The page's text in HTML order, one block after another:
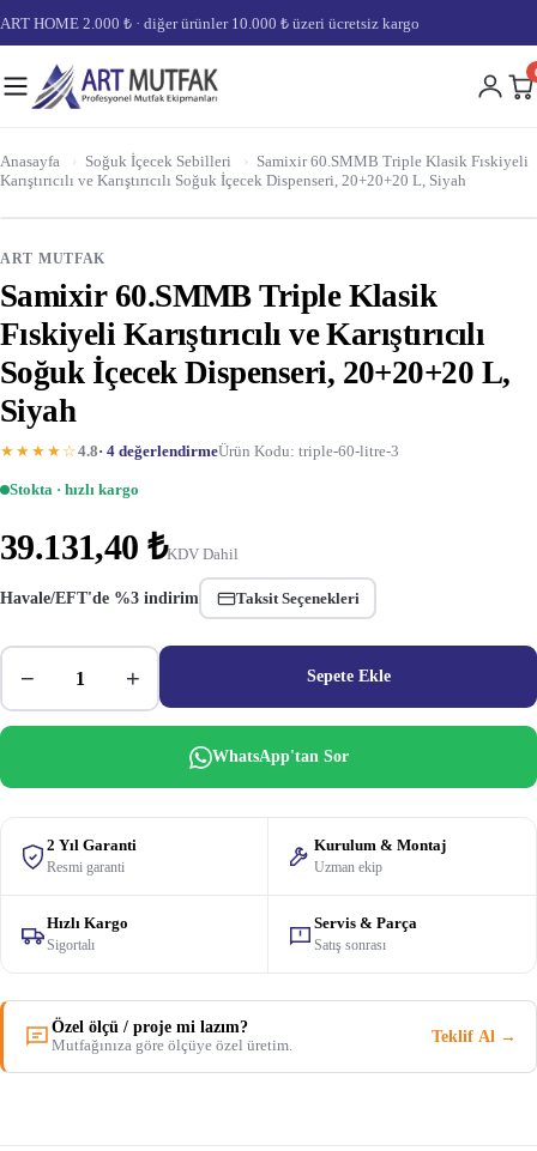
ART HOME 2.000 ₺ · diğer ürünler 10.000 ₺ üzeri ücretsiz kargo
Anasayfa › Soğuk İçecek Sebilleri › Samixir 60.SMMB Triple Klasik Fıskiyeli
Karıştırıcılı ve Karıştırıcılı Soğuk İçecek Dispenseri, 20+20+20 L, Siyah
ART MUTFAK
Samixir 60.SMMB Triple Klasik
Fıskiyeli Karıştırıcılı ve Karıştırıcılı
Soğuk İçecek Dispenseri, 20+20+20 L,
Siyah
★★★★☆4.8· 4 değerlendirmeÜrün Kodu: triple-60-litre-3
Stokta · hızlı kargo
39.131,40 ₺KDV Dahil
Havale/EFT'de %3 indirim Taksit Seçenekleri
− + Sepete Ekle
WhatsApp'tan Sor
2 Yıl Garanti
Resmi garanti
Kurulum & Montaj
Uzman ekip
Hızlı Kargo
Sigortalı
Servis & Parça
Satış sonrası
Özel ölçü / proje mi lazım?
Mutfağınıza göre ölçüye özel üretim.
Teklif Al →